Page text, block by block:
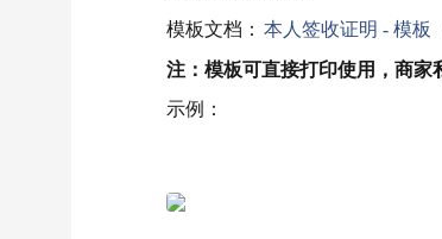
模板文档： 本人签收证明 - 模板
注：模板可直接打印使用，商家
示例：